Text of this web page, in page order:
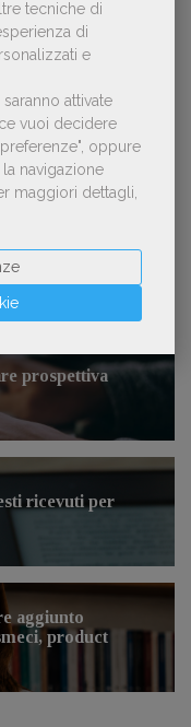
tecniche di
di
e
attivate
vuoi decidere
oppure
navigazione
maggiori dettagli,
e 9 stage in
prospettiva
ricevuti per
aggiunto
product